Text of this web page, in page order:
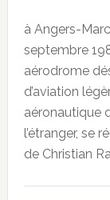
à Angers-
septembre
aérodrome
d’aviation
aéronautique
l’étranger, se
de Christian